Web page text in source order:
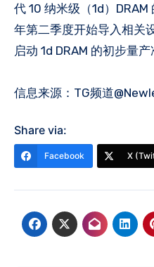
代 10 纳米级（1d）
年第二季度开始导入相关
启动 1d DRAM 的初步量
信息来源：TG频道
Share via:
Facebook X